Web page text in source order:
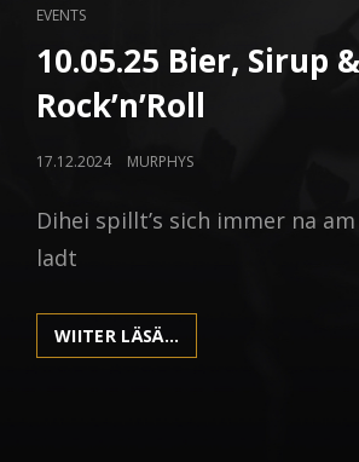
CAT
EVENTS
10.05.25 Bier, Sirup &
Rock’n’Roll
POSTED
17.12.2024 MURPHYS
Dihei spillt’s sich immer na am
ladt
WIITER LÄSÄ…
BIER,